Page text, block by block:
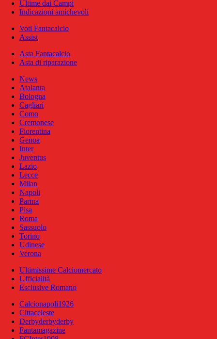
Ultime dai Campi
Indicazioni amichevoli
Voti Fantacalcio
Assist
Asta Fantacalcio
Asta di riparazione
News
Atalanta
Bologna
Cagliari
Como
Cremonese
Fiorentina
Genoa
Inter
Juventus
Lazio
Lecce
Milan
Napoli
Parma
Pisa
Roma
Sassuolo
Torino
Udinese
Verona
Ultimissime Calciomercato
Ufficialità
Esclusive Romano
Calcionapoli1926
Cittaceleste
Derbyderbyderby
Fantamagazine